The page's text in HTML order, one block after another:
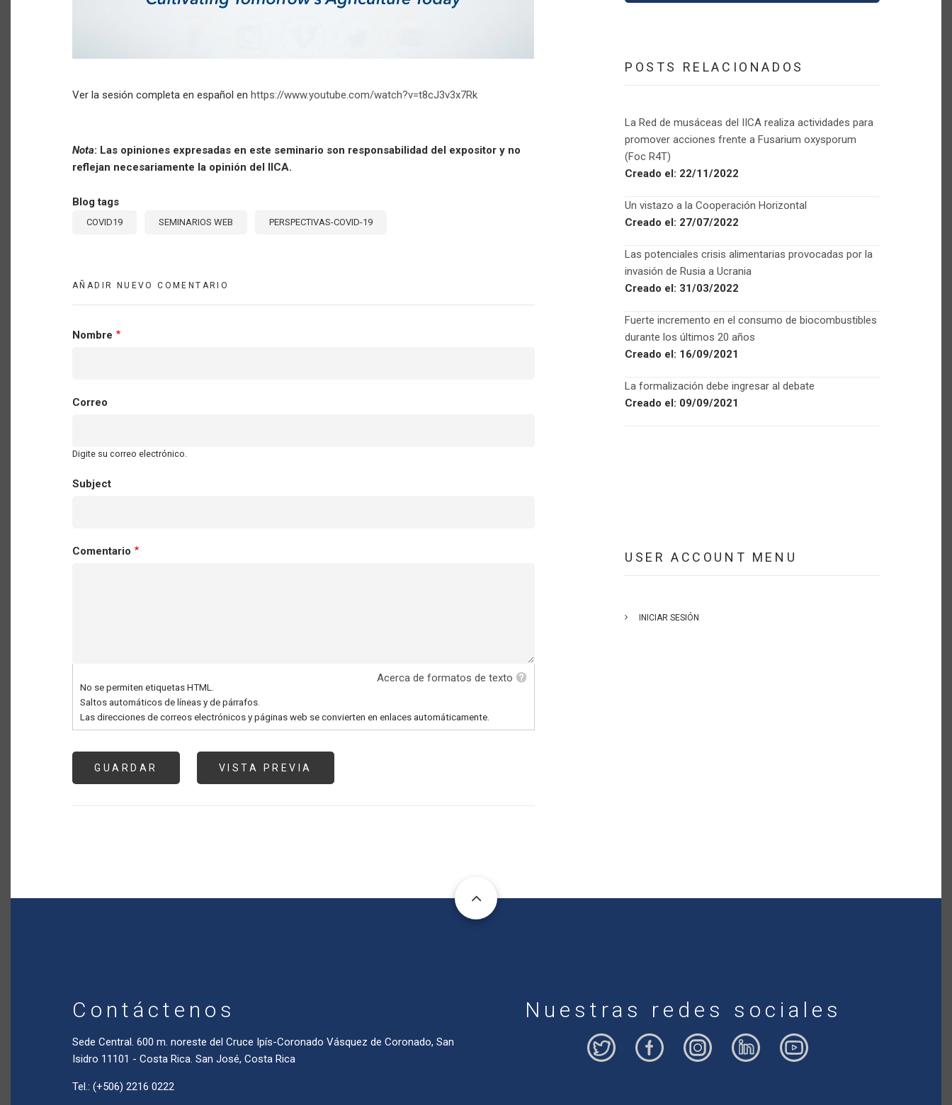
Ver la sesión completa en español en https://www.youtube.com/watch?v=t8cJ3v3x7Rk
Nota: Las opiniones expresadas en este seminario son responsabilidad del expositor y no
reflejan necesariamente la opinión del IICA.
Blog tags
COVID19 SEMINARIOS WEB PERSPECTIVAS-COVID-19
AÑADIR NUEVO COMENTARIO
Nombre
Correo
Digite su correo electrónico.
Subject
Comentario
Acerca de formatos de texto
No se permiten etiquetas HTML.
Saltos automáticos de líneas y de párrafos.
Las direcciones de correos electrónicos y páginas web se convierten en enlaces automáticamente.
POSTS RELACIONADOS
La Red de musáceas del IICA realiza actividades para
promover acciones frente a Fusarium oxysporum
(Foc R4T)
Creado el: 22/11/2022
Un vistazo a la Cooperación Horizontal
Creado el: 27/07/2022
Las potenciales crisis alimentarias provocadas por la
invasión de Rusia a Ucrania
Creado el: 31/03/2022
Fuerte incremento en el consumo de biocombustibles
durante los últimos 20 años
Creado el: 16/09/2021
La formalización debe ingresar al debate
Creado el: 09/09/2021
USER ACCOUNT MENU
INICIAR SESIÓN
Contáctenos
Sede Central. 600 m. noreste del Cruce Ipís-Coronado Vásquez de Coronado, San
Isidro 11101 - Costa Rica. San José, Costa Rica
Tel.: (+506) 2216 0222
Nuestras redes sociales